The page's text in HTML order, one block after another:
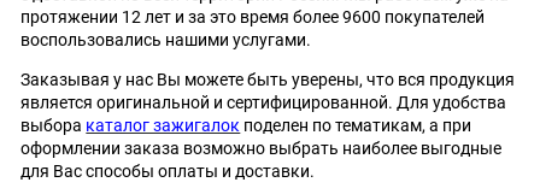
протяжении 12 лет и за это время более 9600 покупателей
воспользовались нашими услугами.
Заказывая у нас Вы можете быть уверены, что вся продукция
является оригинальной и сертифицированной. Для удобства
выбора каталог зажигалок поделен по тематикам, а при
оформлении заказа возможно выбрать наиболее выгодные
для Вас способы оплаты и доставки.